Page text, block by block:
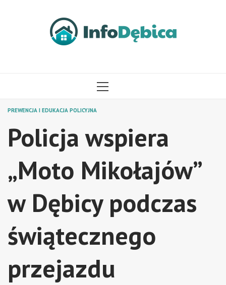
MENU
PREWENCJA I EDUKACJA POLICYJNA
Policja wspiera
„Moto Mikołajów”
w Dębicy podczas
świątecznego
przejazdu